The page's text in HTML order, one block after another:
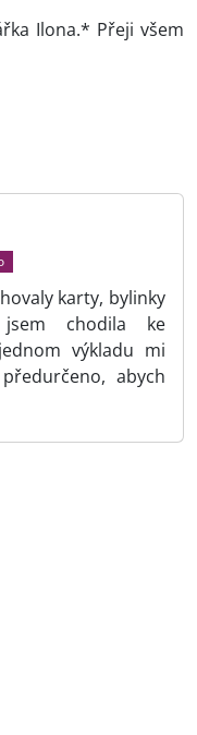
Ilona.* Přeji všem
karty, bylinky
chodila ke
výkladu mi
abych